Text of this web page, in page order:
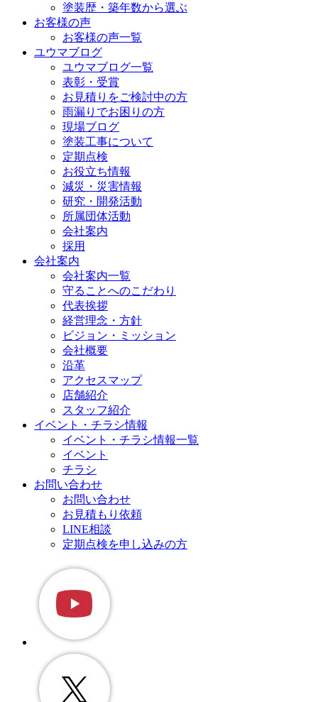
塗装歴・築年数から選ぶ
お客様の声
お客様の声一覧
ユウマブログ
ユウマブログ一覧
表彰・受賞
お見積りをご検討中の方
雨漏りでお困りの方
現場ブログ
塗装工事について
定期点検
お役立ち情報
減災・災害情報
研究・開発活動
所属団体活動
会社案内
採用
会社案内
会社案内一覧
守ることへのこだわり
代表挨拶
経営理念・方針
ビジョン・ミッション
会社概要
沿革
アクセスマップ
店舗紹介
スタッフ紹介
イベント・チラシ情報
イベント・チラシ情報一覧
イベント
チラシ
お問い合わせ
お問い合わせ
お見積もり依頼
LINE相談
定期点検を申し込みの方